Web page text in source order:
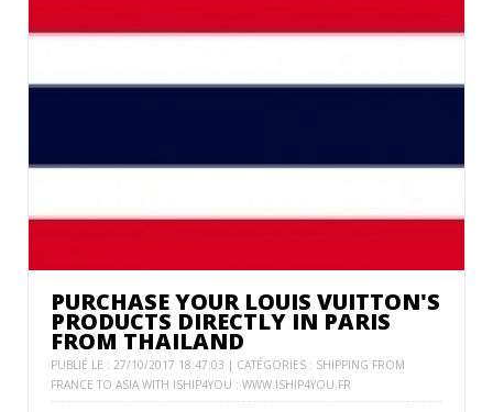
PURCHASE YOUR LOUIS VUITTON'S
PRODUCTS DIRECTLY IN PARIS
FROM THAILAND
PUBLIÉ LE : 27/10/2017 18:47:03 | CATÉGORIES : SHIPPING FROM
FRANCE TO ASIA WITH ISHIP4YOU : WWW.ISHIP4YOU.FR